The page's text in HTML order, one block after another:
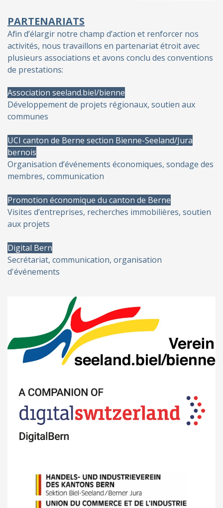
PARTENARIATS
Afin d’élargir notre champ d’action et renforcer nos
activités, nous travaillons en partenariat étroit avec
plusieurs associations et avons conclu des conventions
de prestations:
Association seeland.biel/bienne
Développement de projets régionaux, soutien aux
communes
UCI canton de Berne section Bienne-Seeland/Jura
bernois
Organisation d’événements économiques, sondage des
membres, communication
Promotion économique du canton de Berne
Visites d’entreprises, recherches immobilières, soutien
aux projets
Digital Bern
Secrétariat, communication, organisation
d'événements